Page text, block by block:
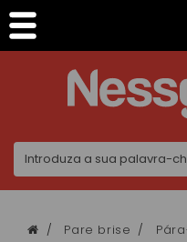
Pare brise
Painel de Gerenciamento